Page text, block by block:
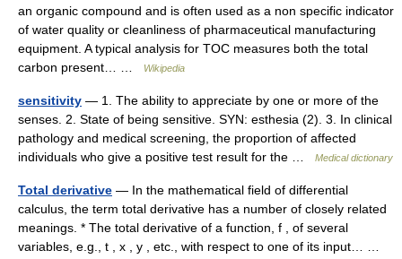
an organic compound and is often used as a non specific indicator
of water quality or cleanliness of pharmaceutical manufacturing
equipment. A typical analysis for TOC measures both the total
carbon present… …
Wikipedia
sensitivity — 1. The ability to appreciate by one or more of the
senses. 2. State of being sensitive. SYN: esthesia (2). 3. In clinical
pathology and medical screening, the proportion of affected
individuals who give a positive test result for the …
Medical dictionary
Total derivative — In the mathematical field of differential
calculus, the term total derivative has a number of closely related
meanings. * The total derivative of a function, f , of several
variables, e.g., t , x , y , etc., with respect to one of its input… …